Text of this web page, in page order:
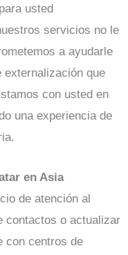
usted
servicios no le
a ayudarle
que
con usted en
una experiencia de
en Asia
de atención al
contactos o actualizar
con centros de